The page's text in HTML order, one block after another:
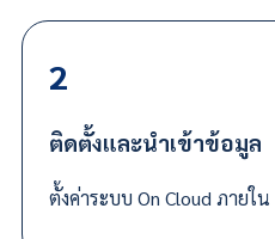
2
ติดตั้งและนำเข้าข้อมูล
ตั้งค่าระบบ On Cloud ภายใน